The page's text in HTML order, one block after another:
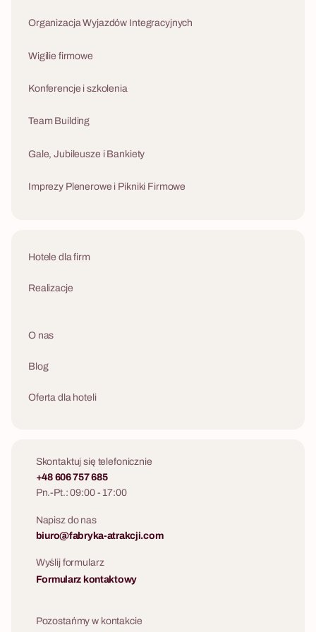
lokalizacji i weryfikacji terenu, przez transport i
eventu. Scenariusz działa jako samodzielna
z hotelem.
Organizacja Wyjazdów Integracyjnych
Wigilie firmowe
Konferencje i szkolenia
Team Building
Gale, Jubileusze i Bankiety
Imprezy Plenerowe i Pikniki Firmowe
Hotele dla firm
Realizacje
O nas
Blog
Oferta dla hoteli
Skontaktuj się telefonicznie
+48 606 757 685
Pn.-Pt.: 09:00 - 17:00
Napisz do nas
biuro@fabryka-atrakcji.com
Wyślij formularz
Formularz kontaktowy
Pozostańmy w kontakcie